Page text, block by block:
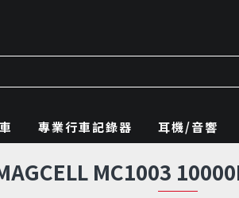
專業行車記錄器 耳機/音響
MC1003